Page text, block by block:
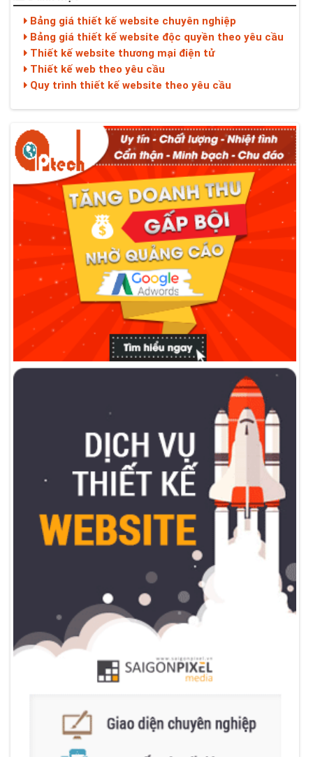
Bảng giá thiết kế website chuyên nghiệp
Bảng giá thiết kế website độc quyền theo yêu cầu
Thiết kế website thương mại điện tử
Thiết kế web theo yêu cầu
Quy trình thiết kế website theo yêu cầu